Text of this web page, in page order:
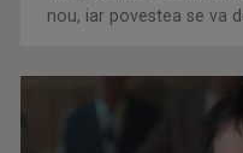
nou, iar povestea se va